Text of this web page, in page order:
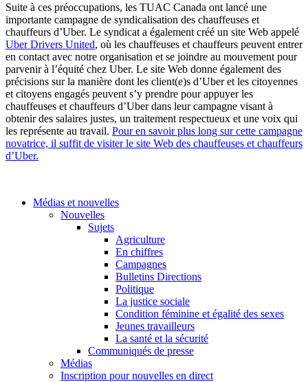
Suite à ces préoccupations, les TUAC Canada ont lancé une
importante campagne de syndicalisation des chauffeuses et
chauffeurs d’Uber. Le syndicat a également créé un site Web appelé
Uber Drivers United, où les chauffeuses et chauffeurs peuvent entrer
en contact avec notre organisation et se joindre au mouvement pour
parvenir à l’équité chez Uber. Le site Web donne également des
précisions sur la manière dont les client(e)s d’Uber et les citoyennes
et citoyens engagés peuvent s’y prendre pour appuyer les
chauffeuses et chauffeurs d’Uber dans leur campagne visant à
obtenir des salaires justes, un traitement respectueux et une voix qui
les représente au travail. Pour en savoir plus long sur cette campagne
novatrice, il suffit de visiter le site Web des chauffeuses et chauffeurs
d’Uber.
Médias et nouvelles
Nouvelles
Sujets
Agriculture
En chiffres
Campagnes
Bulletins Directions
Politique
La justice sociale
Condition féminine et égalité des sexes
Jeunes travailleurs
La santé et la sécurité
Communiqués de presse
Médias
Inscription pour nouvelles en direct